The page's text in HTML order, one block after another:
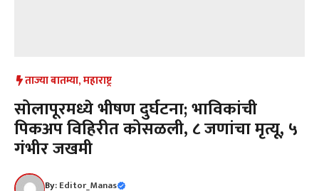
ताज्या बातम्या,महाराष्ट्र
सोलापूरमध्ये भीषण दुर्घटना; भाविकांची
पिकअप विहिरीत कोसळली, ८ जणांचा मृत्यू, ५
गंभीर जखमी
By:Editor_Manas